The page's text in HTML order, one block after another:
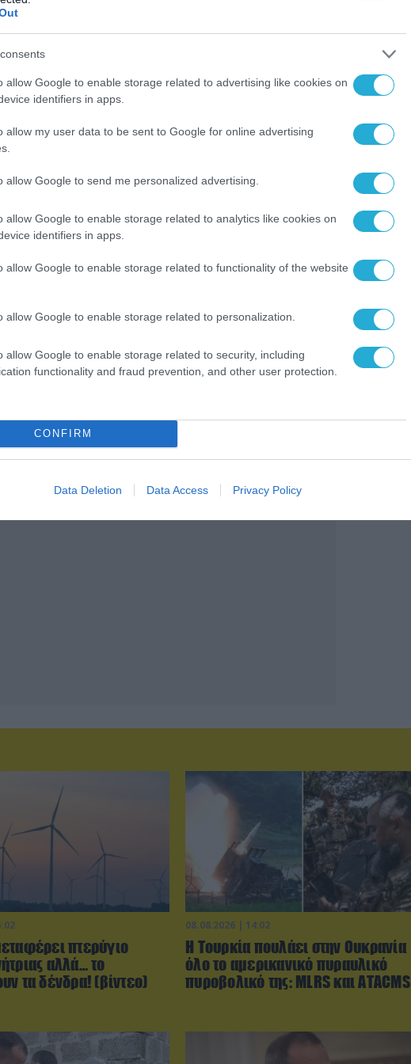
allow Google to enable storage related to advertising like cookies on
identifiers in apps.
allow my user data to be sent to Google for online advertising
allow Google to send me personalized advertising.
allow Google to enable storage related to analytics like cookies on
identifiers in apps.
allow Google to enable storage related to functionality of the website
allow Google to enable storage related to personalization.
allow Google to enable storage related to security, including
functionality and fraud prevention, and other user protection.
CONFIRM
Data Deletion Data Access Privacy Policy
των Ν/ΘΗ «ΚΑΛΥΨΩ» και «ΕΥΝΙΚΗ» στο
, αποκτώνται νέες δυνατότητες και
Διοίκηση Ναρκοπολέμου (ΔΝΑΡ), ενώ η
αναγκών του Στόλου στον τομέα του
ΑΡΘΡΟ
πτερύγιο
αλλά… το
τα δένδρα! (βίντεο)
08.08.2026 | 14:02
Η Τουρκία πουλάει στην Ουκρανία
όλο το αμερικανικό πυραυλικό
πυροβολικό της: MLRS και ΑΤΑCMS